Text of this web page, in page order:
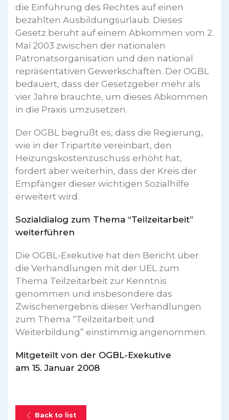
die Einführung des Rechtes auf einen
bezahlten Ausbildungsurlaub. Dieses
Gesetz beruht auf einem Abkommen vom 2.
Mai 2003 zwischen der nationalen
Patronatsorganisation und den national
repräsentativen Gewerkschaften. Der OGBL
bedauert, dass der Gesetzgeber mehr als
vier Jahre brauchte, um dieses Abkommen
in die Praxis umzusetzen.
Der OGBL begrüßt es, dass die Regierung,
wie in der Tripartite vereinbart, den
Heizungskostenzuschuss erhöht hat,
fordert aber weiterhin, dass der Kreis der
Empfänger dieser wichtigen Sozialhilfe
erweitert wird.
Sozialdialog zum Thema “Teilzeitarbeit”
weiterführen
Die OGBL-Exekutive hat den Bericht über
die Verhandlungen mit der UEL zum
Thema Teilzeitarbeit zur Kenntnis
genommen und insbesondere das
Zwischenergebnis dieser Verhandlungen
zum Thema “Teilzeitarbeit und
Weiterbildung” einstimmig angenommen.
Mitgeteilt von der OGBL-Exekutive
am 15. Januar 2008
Back to list